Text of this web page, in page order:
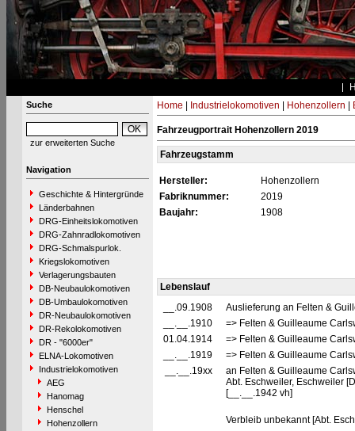
Suche
zur erweiterten Suche
Navigation
Geschichte & Hintergründe
Länderbahnen
DRG-Einheitslokomotiven
DRG-Zahnradlokomotiven
DRG-Schmalspurlok.
Kriegslokomotiven
Verlagerungsbauten
DB-Neubaulokomotiven
DB-Umbaulokomotiven
DR-Neubaulokomotiven
DR-Rekolokomotiven
DR - "6000er"
ELNA-Lokomotiven
Industrielokomotiven
AEG
Hanomag
Henschel
Hohenzollern
Home Industrielokomotiven Hohenzollern
Fahrzeugportrait Hohenzollern 2019
Fahrzeugstamm
Hersteller:
Hohenzollern
Fabriknummer:
2019
Baujahr:
1908
Lebenslauf
__.09.1908
Auslieferung an Felten &
__.__.1910
=> Felten & Guilleaume
01.04.1914
=> Felten & Guilleaume
__.__.1919
=> Felten & Guilleaume
__.__.19xx
an Felten & Guilleaume
Abt. Eschweiler, Eschweiler
[__.__.1942 vh]
Verbleib unbekannt [Abt.